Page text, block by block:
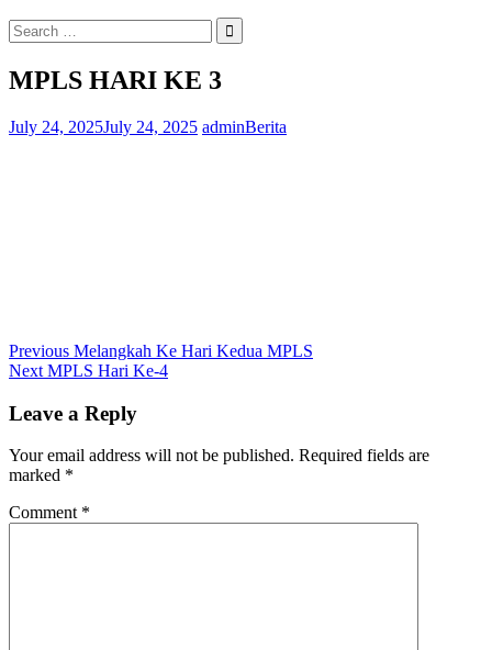
Search
for:
MPLS HARI KE 3
July 24, 2025July 24, 2025 adminBerita
Post
navigation
Previous Previous
post:
Melangkah Ke Hari Kedua MPLS
Next Next
MPLS Hari Ke-4
Leave a Reply
Your email address will not be published. Required fields are
marked *
Comment *